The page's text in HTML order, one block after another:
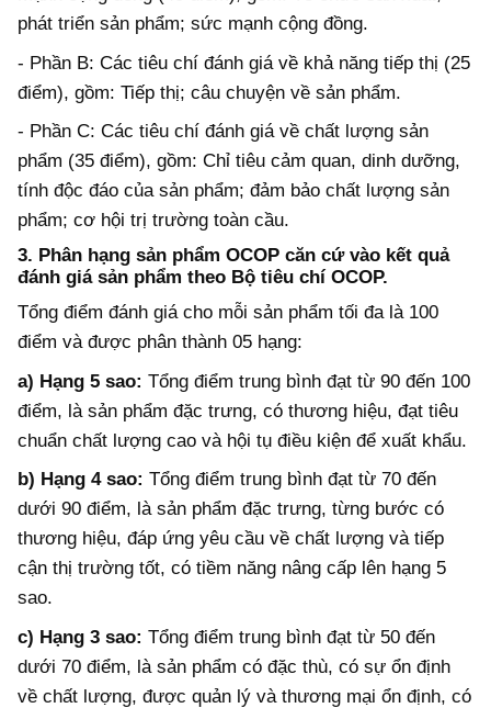
phát triển sản phẩm; sức mạnh cộng đồng.
- Phần B: Các tiêu chí đánh giá về khả năng tiếp thị (25
điểm), gồm: Tiếp thị; câu chuyện về sản phẩm.
- Phần C: Các tiêu chí đánh giá về chất lượng sản
phẩm (35 điểm), gồm: Chỉ tiêu cảm quan, dinh dưỡng,
tính độc đáo của sản phẩm; đảm bảo chất lượng sản
phẩm; cơ hội trị trường toàn cầu.
3. Phân hạng sản phẩm OCOP căn cứ vào kết quả
đánh giá sản phẩm theo Bộ tiêu chí OCOP.
Tổng điểm đánh giá cho mỗi sản phẩm tối đa là 100
điểm và được phân thành 05 hạng:
a) Hạng 5 sao: Tổng điểm trung bình đạt từ 90 đến 100
điểm, là sản phẩm đặc trưng, có thương hiệu, đạt tiêu
chuẩn chất lượng cao và hội tụ điều kiện để xuất khẩu.
b) Hạng 4 sao: Tổng điểm trung bình đạt từ 70 đến
dưới 90 điểm, là sản phẩm đặc trưng, từng bước có
thương hiệu, đáp ứng yêu cầu về chất lượng và tiếp
cận thị trường tốt, có tiềm năng nâng cấp lên hạng 5
sao.
c) Hạng 3 sao: Tổng điểm trung bình đạt từ 50 đến
dưới 70 điểm, là sản phẩm có đặc thù, có sự ổn định
về chất lượng, được quản lý và thương mại ổn định, có